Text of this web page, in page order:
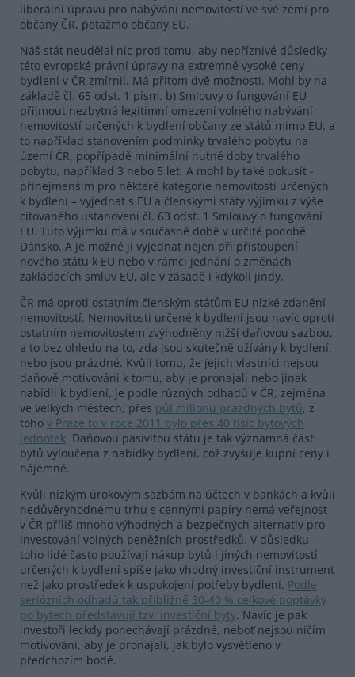
liberální úpravu pro nabývání nemovitostí ve své zemi pro
občany ČR, potažmo občany EU.
Náš stát neudělal nic proti tomu, aby nepříznivé důsledky
této evropské právní úpravy na extrémně vysoké ceny
bydlení v ČR zmírnil. Má přitom dvě možnosti. Mohl by na
základě čl. 65 odst. 1 písm. b) Smlouvy o fungování EU
přijmout nezbytná legitimní omezení volného nabývání
nemovitostí určených k bydlení občany ze států mimo EU, a
to například stanovením podmínky trvalého pobytu na
území ČR, popřípadě minimální nutné doby trvalého
pobytu, například 3 nebo 5 let. A mohl by také pokusit -
přinejmenším pro některé kategorie nemovitostí určených
k bydlení – vyjednat s EU a členskými státy výjimku z výše
citovaného ustanovení čl. 63 odst. 1 Smlouvy o fungování
EU. Tuto výjimku má v současné době v určité podobě
Dánsko. A je možné ji vyjednat nejen při přistoupení
nového státu k EU nebo v rámci jednání o změnách
zakládacích smluv EU, ale v zásadě i kdykoli jindy.
ČR má oproti ostatním členským státům EU nízké zdanění
nemovitostí. Nemovitosti určené k bydlení jsou navíc oproti
ostatním nemovitostem zvýhodněny nižší daňovou sazbou,
a to bez ohledu na to, zda jsou skutečně užívány k bydlení,
nebo jsou prázdné. Kvůli tomu, že jejich vlastníci nejsou
daňově motivováni k tomu, aby je pronajali nebo jinak
nabídli k bydlení, je podle různých odhadů v ČR, zejména
ve velkých městech, přes půl milionu prázdných bytů, z
toho v Praze to v roce 2011 bylo přes 40 tisíc bytových
jednotek. Daňovou pasivitou státu je tak významná část
bytů vyloučena z nabídky bydlení, což zvyšuje kupní ceny i
nájemné.
Kvůli nízkým úrokovým sazbám na účtech v bankách a kvůli
nedůvěryhodnému trhu s cennými papíry nemá veřejnost
v ČR příliš mnoho výhodných a bezpečných alternativ pro
investování volných peněžních prostředků. V důsledku
toho lidé často používají nákup bytů i jiných nemovitostí
určených k bydlení spíše jako vhodný investiční instrument
než jako prostředek k uspokojení potřeby bydlení. Podle
seriózních odhadů tak přibližně 30-40 % celkové poptávky
po bytech představují tzv. investiční byty. Navíc je pak
investoři leckdy ponechávají prázdné, neboť nejsou ničím
motivováni, aby je pronajali, jak bylo vysvětleno v
předchozím bodě.